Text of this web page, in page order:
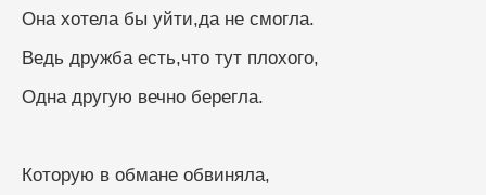
Она хотела бы уйти,да не смогла.
Ведь дружба есть,что тут плохого,
Одна другую вечно берегла.
Которую в обмане обвиняла,